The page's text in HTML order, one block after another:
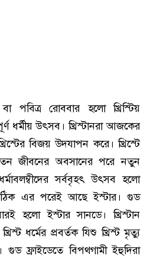
পবিত্র রোববার হলো খ্রিস্টিয়
ধর্মীয় উৎসব। খ্রিস্টানরা আজকের
বিজয় উদযাপন করে। খ্রিস্টে
জীবনের অবসানের পরে নতুন
সর্ববৃহৎ উৎসব হলো
এর পরেই আছে ইস্টার। গুড
হলো ইস্টার সানডে। খ্রিস্টান
ধর্মের প্রবর্তক যিশু খ্রিস্ট মৃত্যু
ফ্রাইডেতে বিপথগামী ইহুদিরা